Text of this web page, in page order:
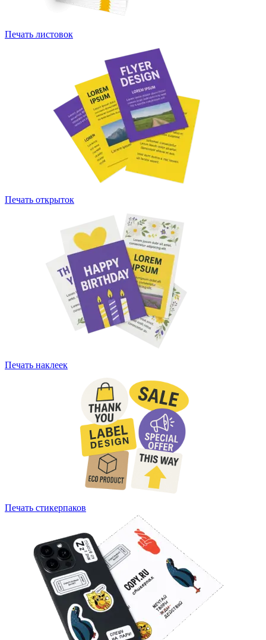
Печать листовок
Печать открыток
Печать наклеек
Печать стикерпаков